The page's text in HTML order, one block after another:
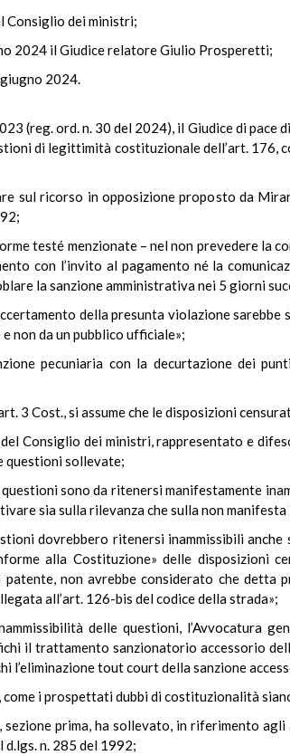
Consiglio dei ministri;
2024 il Giudice relatore Giulio Prosperetti;
2024.
(reg. ord. n. 30 del 2024), il Giudice di
di legittimità costituzionale dell’art. 176,
sul ricorso in opposizione proposto da
testé menzionate – nel non prevedere la
con l’invito al pagamento né la
la sanzione amministrativa nei 5 giorni
della presunta violazione
non da un pubblico ufficiale»;
pecuniaria con la decurtazione dei
3 Cost., si assume che le disposizioni
Consiglio dei ministri, rappresentato e
questioni sollevate;
sono da ritenersi manifestamente
sia sulla rilevanza che sulla non
dovrebbero ritenersi inammissibili
alla Costituzione» delle disposizioni
non avrebbe considerato che detta
all’art. 126-bis del codice della strada»;
delle questioni, l’Avvocatura
il trattamento sanzionatorio accessorio
l’eliminazione tout court della sanzione
i prospettati dubbi di costituzionalità
prima, ha sollevato, in riferimento
d.lgs. n. 285 del 1992;